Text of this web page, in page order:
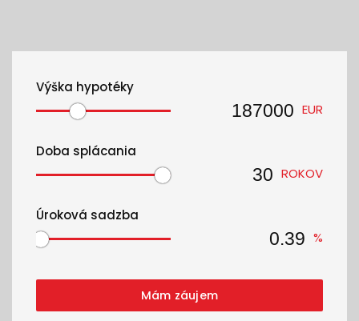
Výška hypotéky
EUR
Doba splácania
ROKOV
Úroková sadzba
%
Mám záujem